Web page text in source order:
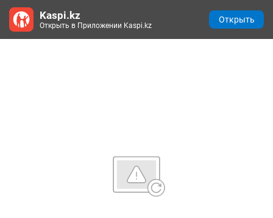
Kaspi.kz
Открыть в Приложении Kaspi.kz
Открыть